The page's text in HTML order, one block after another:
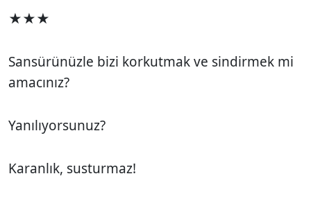
★★★
Sansürünüzle bizi korkutmak ve sindirmek mi
amacınız?
Yanılıyorsunuz?
Karanlık, susturmaz!